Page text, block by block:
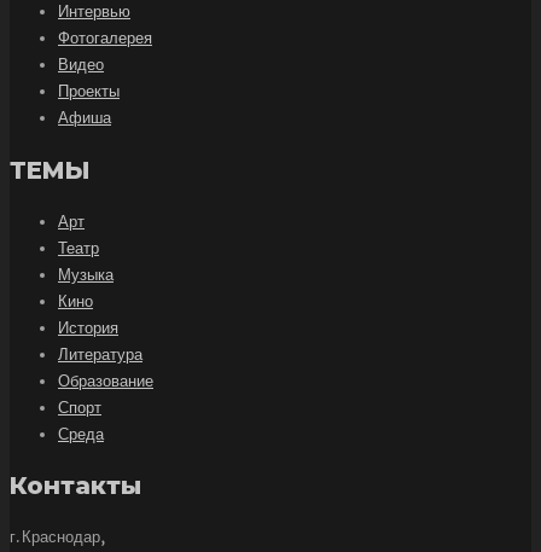
Интервью
Фотогалерея
Видео
Проекты
Афиша
ТЕМЫ
Арт
Театр
Музыка
Кино
История
Литература
Образование
Спорт
Среда
Контакты
г. Краснодар,